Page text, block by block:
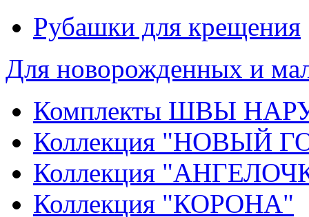
Рубашки для крещения
Для новорожденных и
Комплекты ШВЫ
Коллекция "НОВЫЙ
Коллекция
Коллекция "КОРОНА"